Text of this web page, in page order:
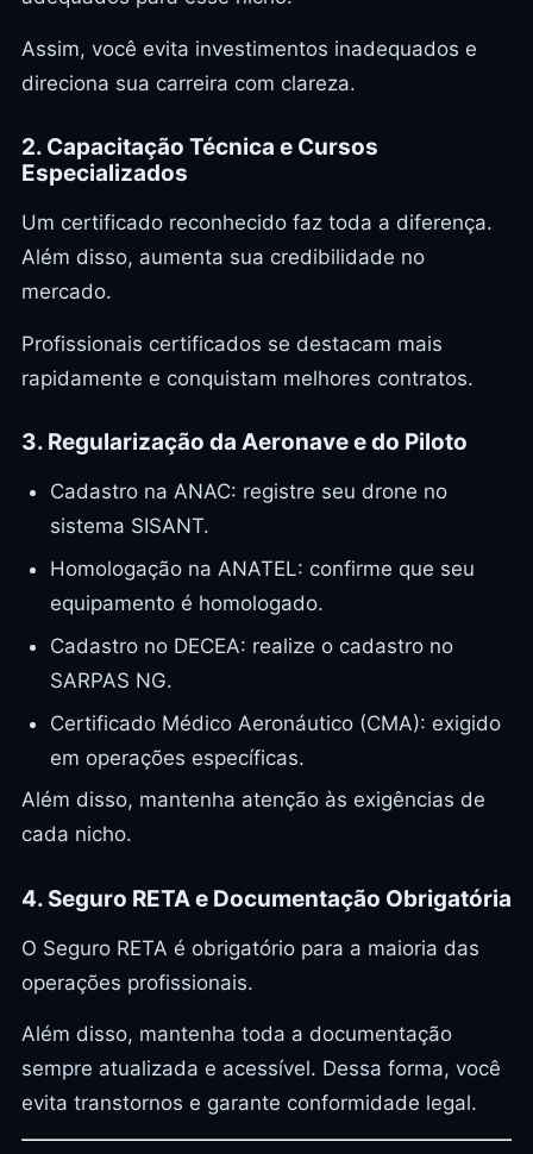
Assim, você evita investimentos inadequados e
direciona sua carreira com clareza.
2. Capacitação Técnica e Cursos
Especializados
Um certificado reconhecido faz toda a diferença.
Além disso, aumenta sua credibilidade no
mercado.
Profissionais certificados se destacam mais
rapidamente e conquistam melhores contratos.
3. Regularização da Aeronave e do Piloto
Cadastro na ANAC: registre seu drone no
sistema SISANT.
Homologação na ANATEL: confirme que seu
equipamento é homologado.
Cadastro no DECEA: realize o cadastro no
SARPAS NG.
Certificado Médico Aeronáutico (CMA): exigido
em operações específicas.
Além disso, mantenha atenção às exigências de
cada nicho.
4. Seguro RETA e Documentação Obrigatória
O Seguro RETA é obrigatório para a maioria das
operações profissionais.
Além disso, mantenha toda a documentação
sempre atualizada e acessível. Dessa forma, você
evita transtornos e garante conformidade legal.